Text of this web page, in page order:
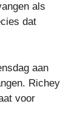
als
dat
aan
Richey
voor